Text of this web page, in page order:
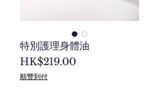
特別護理身體油
HK$219.00
順豐到付